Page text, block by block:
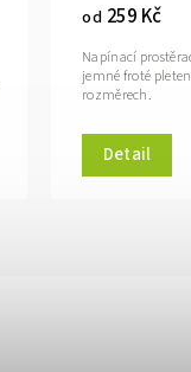
od 259 Kč
Detail
Napínací
jemné froté
rozměrech.